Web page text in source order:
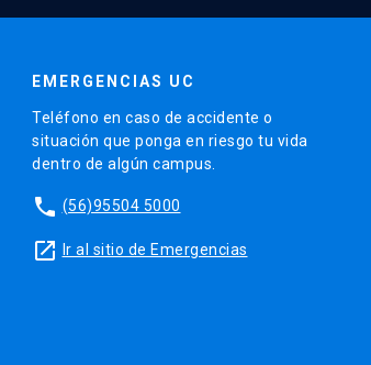
EMERGENCIAS UC
Teléfono en caso de accidente o
situación que ponga en riesgo tu vida
dentro de algún campus.
phone (56)95504 5000
launch Ir al sitio de Emergencias